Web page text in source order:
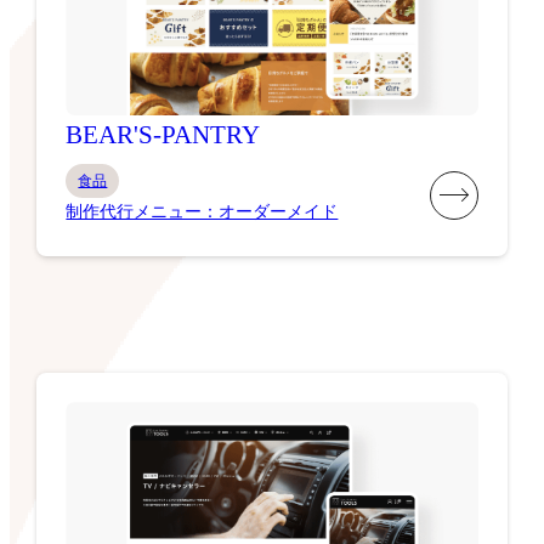
BEAR'S-PANTRY
食品
制作代行メニュー：オーダーメイド